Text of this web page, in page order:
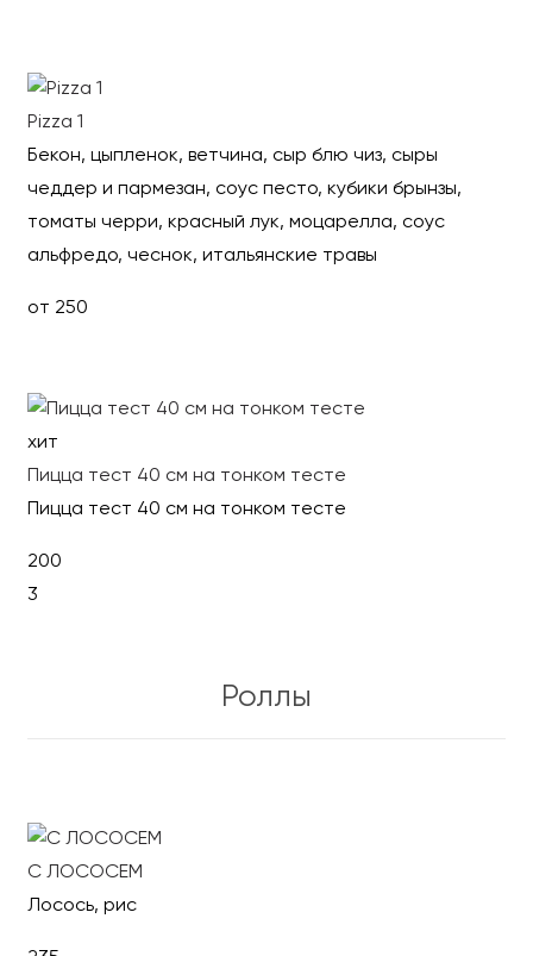
Pizza 1
Бекон, цыпленок, ветчина, сыр блю чиз, сыры
чеддер и пармезан, соус песто, кубики брынзы,
томаты черри, красный лук, моцарелла, соус
альфредо, чеснок, итальянские травы
от 250
хит
Пицца тест 40 см на тонком тесте
Пицца тест 40 см на тонком тесте
200
3
Роллы
С ЛОСОСЕМ
Лосось, рис